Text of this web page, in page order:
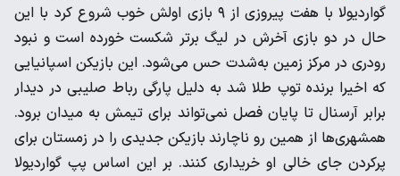
گواردیولا با هفت پیروزی از ۹ بازی اولش خوب شروع کرد با این
حال در دو بازی آخرش در لیگ برتر شکست خورده است و نبود
رودری در مرکز زمین به‌شدت حس می‌شود. این بازیکن اسپانیایی
که اخیرا برنده توپ طلا شد به دلیل پارگی رباط صلیبی در دیدار
برابر آرسنال تا پایان فصل نمی‌تواند برای تیمش به میدان برود.
همشهری‌ها از همین رو ناچارند بازیکن جدیدی را در زمستان برای
پرکردن جای خالی او خریداری کنند. بر این اساس پپ گواردیولا